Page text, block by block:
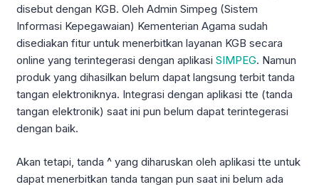
disebut dengan KGB. Oleh Admin Simpeg (Sistem
Informasi Kepegawaian) Kementerian Agama sudah
disediakan fitur untuk menerbitkan layanan KGB secara
online yang terintegerasi dengan aplikasi SIMPEG. Namun
produk yang dihasilkan belum dapat langsung terbit tanda
tangan elektroniknya. Integrasi dengan aplikasi tte (tanda
tangan elektronik) saat ini pun belum dapat terintegerasi
dengan baik.
Akan tetapi, tanda ^ yang diharuskan oleh aplikasi tte untuk
dapat menerbitkan tanda tangan pun saat ini belum ada